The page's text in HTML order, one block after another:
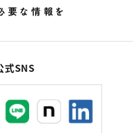
式SNS